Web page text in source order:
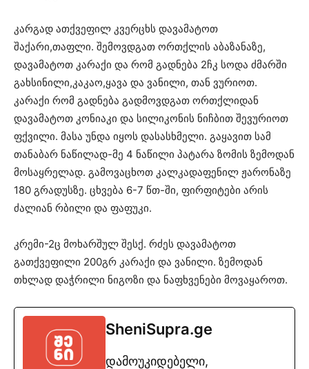
კარგად ათქვეფილ კვერცხს დავამატოთ
შაქარი,თაფლი. შემოვდგათ ორთქლის აბაზანაზე,
დავამატოთ კარაქი და რომ გადნება 2ჩკ სოდა ძმარში
გახსინილი,კაკაო,ყავა და ვანილი, თან ვურიოთ.
კარაქი რომ გადნება გადმოვდგათ ორთქლიდან
დავამატოთ კონიაკი და სილიკონის ნიჩბით შევურიოთ
ფქვილი. მასა უნდა იყოს დასასხმელი. გაყავით სამ
თანაბარ ნაწილად-მე 4 ნაწილი პატარა ზომის ზემოდან
მოსაყრელად. გამოვაცხოთ კალკადაფენილ ჟარონაზე
180 გრადუსზე. ცხვება 6-7 წთ-ში, ფირფიტები არის
ძალიან რბილი და ფაფუკი.
კრემი-2ც მოხარშულ შესქ. რძეს დავამატოთ
გათქვეფილი 200გრ კარაქი და ვანილი. ზემოდან
თხლად დაჭრილი ნიგოზი და ნაფხვენები მოვაყაროთ.
SheniSupra.ge
დამოუკიდებელი,